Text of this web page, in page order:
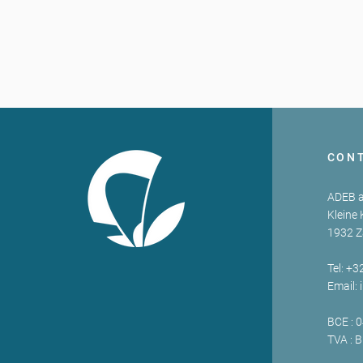
ADEB
Kleine
1932
Tel:
Email:
BCE :
TVA :